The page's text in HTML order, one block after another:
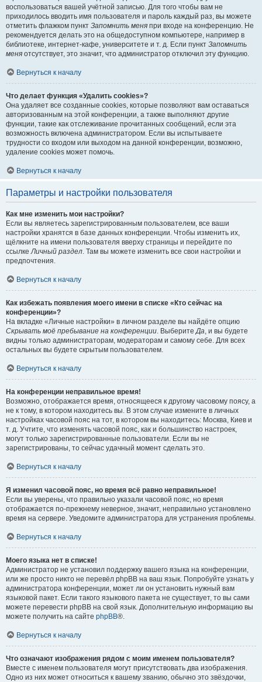
воспользоваться вашей учётной записью. Для того чтобы вам не
приходилось вводить имя пользователя и пароль каждый раз, вы можете
отметить флажком пункт Запомнить меня при входе на конференцию. Не
рекомендуется делать это на общедоступном компьютере, например в
библиотеке, интернет-кафе, университете и т. д. Если пункт Запомнить
меня отсутствует, это значит, что администратор отключил эту функцию.
Вернуться к началу
Что делает функция «Удалить cookies»?
Она удаляет все созданные cookies, которые позволяют вам оставаться
авторизованным на этой конференции, а также выполняют другие
функции, такие как отслеживание прочитанных сообщений, если эта
возможность включена администратором. Если вы испытываете
трудности со входом или выходом на данной конференции, возможно,
удаление cookies может помочь.
Вернуться к началу
Параметры и настройки пользователя
Как мне изменить мои настройки?
Если вы являетесь зарегистрированным пользователем, все ваши
настройки хранятся в базе данных конференции. Чтобы изменить их,
щёлкните на имени пользователя вверху страницы и перейдите по
ссылкеЛичный раздел. Там вы можете изменить все свои настройки и
предпочтения.
Вернуться к началу
Как избежать появления моего имени в списке «Кто сейчас на
конференции»?
На вкладке «Личные настройки» в личном разделе вы найдёте опцию
Скрывать моё пребывание на конференции. ВыберитеДа, и вы будете
видны только администраторам, модераторам и самому себе. Для всех
остальных вы будете скрытым пользователем.
Вернуться к началу
На конференции неправильное время!
Возможно, отображается время, относящееся к другому часовому поясу, а
не к тому, в котором находитесь вы. В этом случае измените в личных
настройках часовой пояс на тот, в котором вы находитесь: Москва, Киев и
т. д. Учтите, что изменять часовой пояс, как и большинство настроек,
могут только зарегистрированные пользователи. Если вы не
зарегистрированы, то сейчас удачный момент сделать это.
Вернуться к началу
Я изменил часовой пояс, но время всё равно неправильное!
Если вы уверены, что правильно указали часовой пояс, но время
отображается по-прежнему неверное, значит, неправильно установлено
время на сервере. Уведомите администратора для устранения проблемы.
Вернуться к началу
Моего языка нет в списке!
Администратор не установил поддержку вашего языка на конференции,
или же просто никто не перевёл phpBB на ваш язык. Попробуйте узнать у
администратора конференции, может ли он установить нужный вам
языковой пакет. Если такого языкового пакета не существует, то вы сами
можете перевести phpBB на свой язык. Дополнительную информацию вы
можете получить на сайте phpBB®.
Вернуться к началу
Что означают изображения рядом с моим именем пользователя?
Вместе с именем пользователя могут присутствовать два изображения.
Одно из них может относиться к вашему званию, обычно это звёздочки,